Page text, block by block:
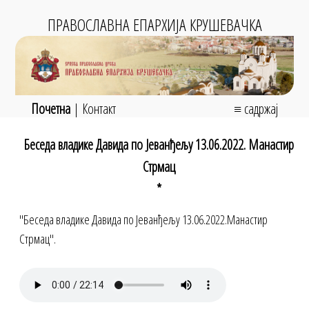
ПРАВОСЛАВНА ЕПАРХИЈА КРУШЕВАЧКА
Почетна| Контакт
≡ садржај
Беседа владике Давида по Јеванђељу 13.06.2022. Манастир
Стрмац
*
"Беседа владике Давида по Јеванђељу 13.06.2022.Манастир
Стрмац".